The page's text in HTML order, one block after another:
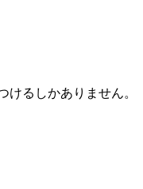
けるしかありません。